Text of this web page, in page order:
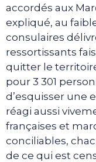
accordés aux
expliqué, au
consulaires
ressortissants
quitter le
pour 3 301
d’esquisser une
réagi aussi
françaises et
conciliables,
de ce qui est